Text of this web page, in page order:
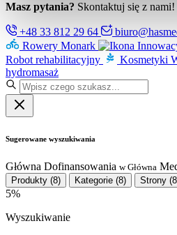
Masz pytania? Skontaktuj się z nami!
+48 33 812 29 64
Rowery Monark
Robot rehabilitacyjny
Kosmetyki
hydromasaż
Sugerowane wyszukiwania
Główna Dofinansowania w Główna
Produkty (8) Kategorie (8) Strony
5%
Wyszukiwanie